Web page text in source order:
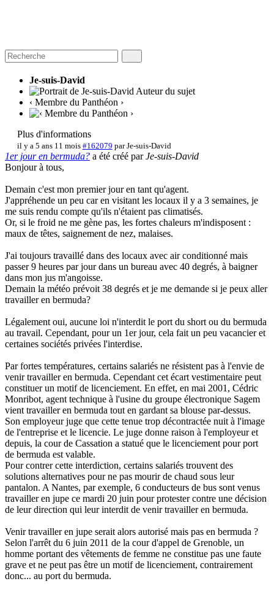
Je-suis-David
Auteur du sujet
‹ Membre du Panthéon ›
Plus d'informations
il y a 5 ans 11 mois #162079 parJe-suis-David
1er jour en bermuda? a été créé parJe-suis-David
Bonjour à tous,
Demain c'est mon premier jour en tant qu'agent.
J'appréhende un peu car en visitant les locaux il y a 3 semaines, je
me suis rendu compte qu'ils n'étaient pas climatisés.
Or, si le froid ne me gène pas, les fortes chaleurs m'indisposent :
maux de têtes, saignement de nez, malaises.
J'ai toujours travaillé dans des locaux avec air conditionné mais
passer 9 heures par jour dans un bureau avec 40 degrés, à baigner
dans mon jus m'angoisse.
Demain la météo prévoit 38 degrés et je me demande si je peux aller
travailler en bermuda?
Légalement oui, aucune loi n'interdit le port du short ou du bermuda
au travail. Cependant, pour un 1er jour, cela fait un peu vacancier et
certaines sociétés privées l'interdise.
Par fortes températures, certains salariés ne résistent pas à l'envie de
venir travailler en bermuda. Cependant cet écart vestimentaire peut
constituer un motif de licenciement. En effet, en mai 2001, Cédric
Monribot, agent technique à l'usine du groupe électronique Sagem
vient travailler en bermuda tout en gardant sa blouse par-dessus.
Son employeur juge que cette tenue trop décontractée nuit à l'image
de l'entreprise et le licencie. Le juge donne raison à l'employeur et
depuis, la cour de Cassation a statué que le licenciement pour port
de bermuda est valable.
Pour contrer cette interdiction, certains salariés trouvent des
solutions alternatives pour ne pas mourir de chaud sous leur
pantalon. A Nantes, par exemple, 6 conducteurs de bus sont venus
travailler en jupe ce mardi 20 juin pour protester contre une décision
de leur direction qui leur interdit de venir travailler en bermuda.
Venir travailler en jupe serait alors autorisé mais pas en bermuda ?
Selon l'arrêt du 6 juin 2011 de la cour d'appel de Grenoble, un
homme portant des vêtements de femme ne constitue pas une faute
grave et ne peut pas être un motif de licenciement, contrairement
donc... au port du bermuda.